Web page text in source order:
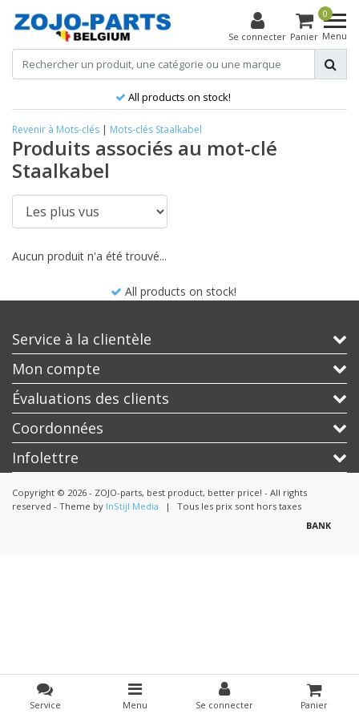
Se connecter
0
Panier Menu
All products on stock!
Revenir à Mots-clés | Mots-clés Staalkabel
Produits associés au mot-clé
Staalkabel
Aucun produit n'a été trouvé...
All products on stock!
Service à la clientèle
Mon compte
Évaluations des clients
Coordonnées
Infolettre
Copyright © 2026 - ZOJO-parts, best product, better price! - All rights
reserved - Theme by InStijl Media | Tous les prix sont hors taxes
Service Menu Se connecter Panier